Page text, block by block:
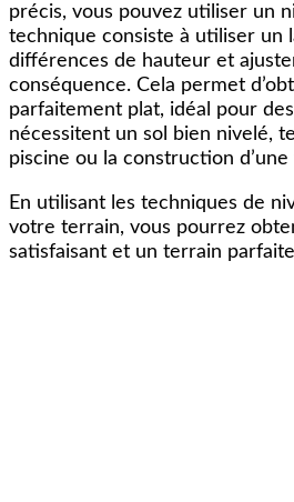
précis, vous pouvez utiliser un
technique consiste à utiliser un
différences de hauteur et
conséquence. Cela permet
parfaitement plat, idéal pour
nécessitent un sol bien nivelé,
piscine ou la construction
En utilisant les techniques de
votre terrain, vous pourrez
satisfaisant et un terrain